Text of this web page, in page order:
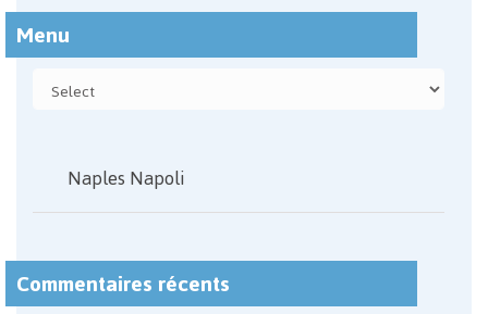
Menu
Naples Napoli
Commentaires récents